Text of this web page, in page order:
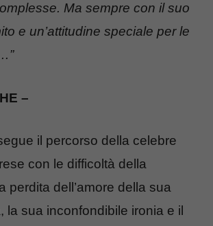
Ma sempre con il suo
e un’attitudine speciale per le
–
il percorso della celebre
con le difficoltà della
perdita dell’amore della sua
la sua inconfondibile ironia e il